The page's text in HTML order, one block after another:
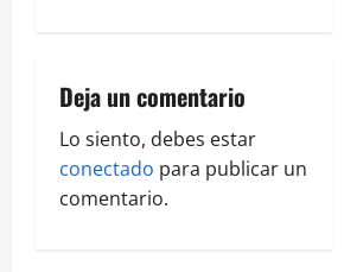
g
a
t
Deja un comentario
Lo siento, debes estar
conectado para publicar un
comentario.